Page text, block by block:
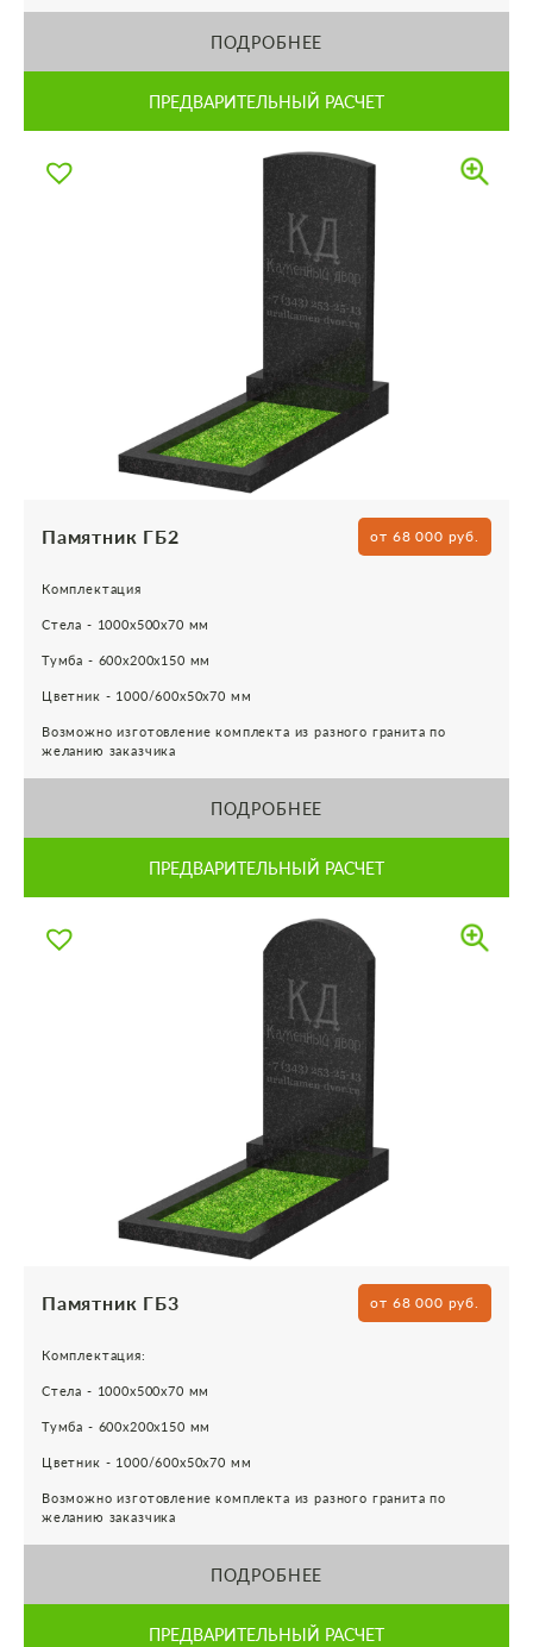
ПОДРОБНЕЕ
ПРЕДВАРИТЕЛЬНЫЙ РАСЧЕТ
Памятник ГБ2 от 68 000 руб.
Комплектация
Стела - 1000х500х70 мм
Тумба - 600х200х150 мм
Цветник - 1000/600х50х70 мм
Возможно изготовление комплекта из разного гранита по
желанию заказчика
ПОДРОБНЕЕ
ПРЕДВАРИТЕЛЬНЫЙ РАСЧЕТ
Памятник ГБ3 от 68 000 руб.
Комплектация:
Стела - 1000х500х70 мм
Тумба - 600х200х150 мм
Цветник - 1000/600х50х70 мм
Возможно изготовление комплекта из разного гранита по
желанию заказчика
ПОДРОБНЕЕ
ПРЕДВАРИТЕЛЬНЫЙ РАСЧЕТ